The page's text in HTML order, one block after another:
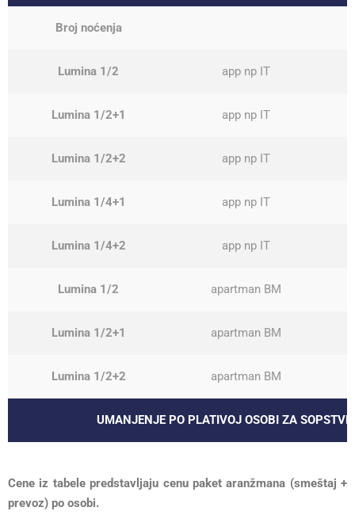
Broj noćenja
Lumina 1/2 app np IT
Lumina 1/2+1 app np IT
Lumina 1/2+2 app np IT
Lumina 1/4+1 app np IT
Lumina 1/4+2 app np IT
Lumina 1/2 apartman BM
Lumina 1/2+1 apartman BM
Lumina 1/2+2 apartman BM
UMANJENJE PO PLATIVOJ OSOBI ZA
Cene iz tabele predstavljaju cenu paket aranžmana (smeštaj +
prevoz) po osobi.